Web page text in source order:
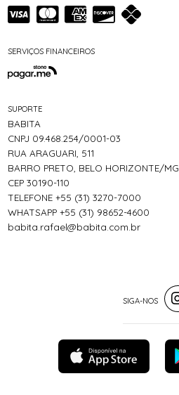
SERVIÇOS FINANCEIROS
SUPORTE
BABITA
CNPJ 09.468.254/0001-03
RUA ARAGUARI, 511
BARRO PRETO, BELO HORIZONTE/MG
CEP 30190-110
TELEFONE +55 (31) 3270-7000
WHATSAPP +55 (31) 98652-4600
babita.rafael@babita.com.br